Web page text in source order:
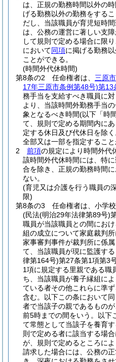
は、正規の勤務時間以外の
げる勤務以外の勤務をする
だし、当該職員が育児短時
は、公務の運営に著しい支
して規則で定める場合に限
において同項に掲げる勤務
ことができる。
(時間外代休時間)
第8条の2
任命権者は、 三原
17年三原市条例第48号)第13
務手当を支給すべき職員に
より、当該時間外勤務手当
象となるべき時間(以下「時
て、規則で定める期間内に
定する休日及び代休日を除
全部又は一部を指定すること
2
前項の規定により時間外代
該時間外代休時間には、特
合を除き、正規の勤務時間
ない。
(育児又は介護を行う職員の
限)
第8条の3
任命権者は、小学
(民法(明治29年法律第89号)
職員が当該職員との間にお
組の成立について家庭裁判
家事審判事件が裁判所に係
て、当該職員が現に監護す
律第164号)第27条第1項第3
1項に規定する里親である職
ち、当該職員が養子縁組に
ている者その他これらに準
含む。以下この条において
者で当該子の親であるもの
前5時までの間をいう。以下
て常態として当該子を養育
則で定める者に該当する場
が、規則で定めるところに
請求した場合には、公務の